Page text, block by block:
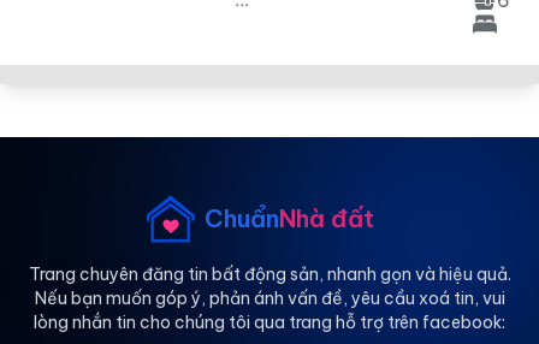
ChuẩnNhà đất
Trang chuyên đăng tin bất động sản, nhanh gọn và hiệu quả.
Nếu bạn muốn góp ý, phản ánh vấn đề, yêu cầu xoá tin, vui
lòng nhắn tin cho chúng tôi qua trang hỗ trợ trên facebook: